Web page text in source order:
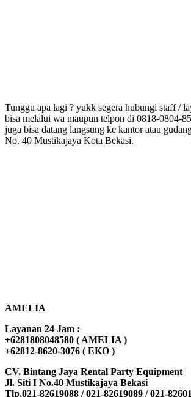
Tunggu apa lagi ? yukk segera hubungi staff /
bisa melalui wa maupun telpon di 0818-0804-
juga bisa datang langsung ke kantor atau
No. 40 Mustikajaya Kota Bekasi.
AMELIA
Layanan 24 Jam :
+6281808048580 ( AMELIA )
+62812-8620-3076 ( EKO )
CV. Bintang Jaya Rental Party Equipment
Jl. Siti I No.40 Mustikajaya Bekasi
Tlp.021-82619088 / 021-82619089 / 021-